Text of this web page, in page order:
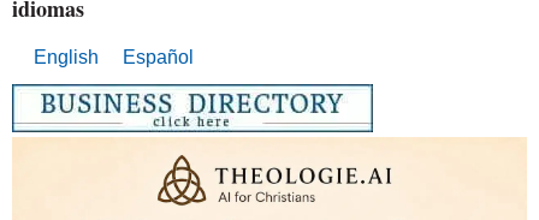
idiomas
English Español